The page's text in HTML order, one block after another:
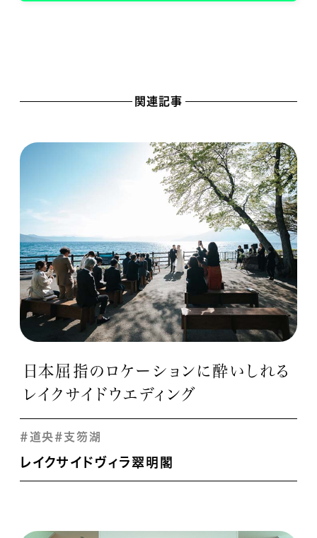
関連記事
日本屈指のロケーションに酔いしれる
レイクサイドウエディング
#道央#支笏湖
レイクサイドヴィラ翠明閣